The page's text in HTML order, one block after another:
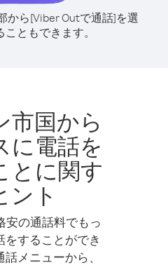
から[Viber Outで通話]を選
ともできます。
市国から
に電話を
とに関す
ント
安の通話料でもっ
をすることができ
メニューから、